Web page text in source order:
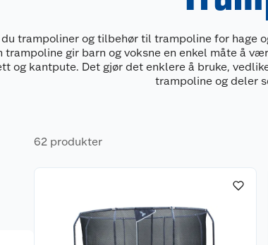
trampoliner og tilbehør til trampoline for hage
trampoline gir barn og voksne en enkel måte å
og kantpute. Det gjør det enklere å bruke,
trampoline og deler
62 produkter